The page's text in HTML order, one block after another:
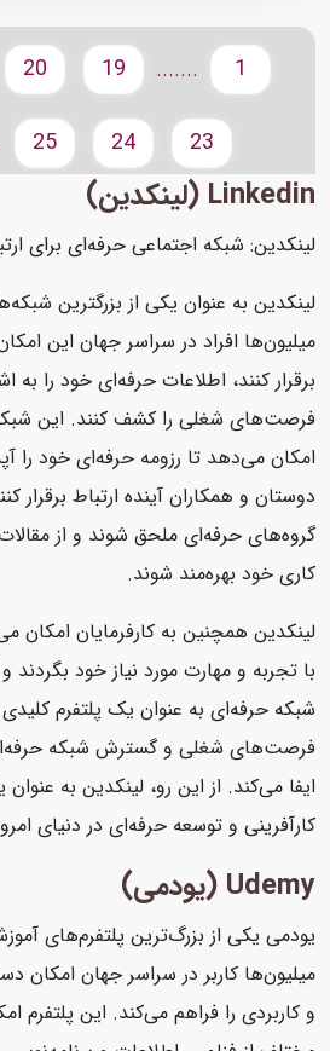
.......
19
20
23
24
25
Linkedin (لینکدین)
لینکدین: شبکه اجتماعی حرفه‌ای برای
لینکدین به عنوان یکی از بزرگترین
میلیون‌ها افراد در سراسر جهان این امکان
برقرار کنند، اطلاعات حرفه‌ای خود را به
فرصت‌های شغلی را کشف کنند. این شبکه
امکان می‌دهد تا رزومه حرفه‌ای خود را
دوستان و همکاران آینده ارتباط برقرار
گروه‌های حرفه‌ای ملحق شوند و از
کاری خود بهره‌مند شوند.
لینکدین همچنین به کارفرمایان امکان
با تجربه و مهارت مورد نیاز خود بگردند و
شبکه حرفه‌ای به عنوان یک پلتفرم کلیدی
فرصت‌های شغلی و گسترش شبکه
ایفا می‌کند. از این رو، لینکدین به عنوان
کارآفرینی و توسعه حرفه‌ای در دنیای امروز
Udemy (یودمی)
یودمی یکی از بزرگ‌ترین پلتفرم‌های
میلیون‌ها کاربر در سراسر جهان امکان
و کاربردی را فراهم می‌کند. این پلتفرم